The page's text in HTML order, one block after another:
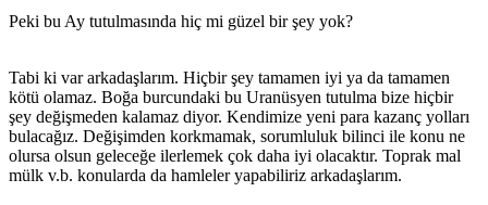
Peki bu Ay tutulmasında hiç mi güzel bir şey yok?
Tabi ki var arkadaşlarım. Hiçbir şey tamamen iyi ya da tamamen
kötü olamaz. Boğa burcundaki bu Uranüsyen tutulma bize hiçbir
şey değişmeden kalamaz diyor. Kendimize yeni para kazanç yolları
bulacağız. Değişimden korkmamak, sorumluluk bilinci ile konu ne
olursa olsun geleceğe ilerlemek çok daha iyi olacaktır. Toprak mal
mülk v.b. konularda da hamleler yapabiliriz arkadaşlarım.